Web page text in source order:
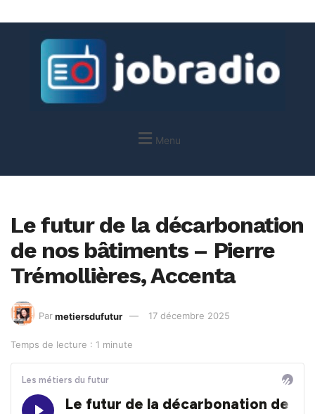
Menu
Le futur de la décarbonation
de nos bâtiments – Pierre
Trémollières, Accenta
Par metiersdufutur 17 décembre 2025
Temps de lecture : 1 minute